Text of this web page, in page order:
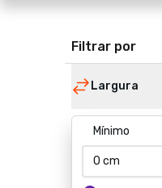
Filtrar por
Largura
Mínimo